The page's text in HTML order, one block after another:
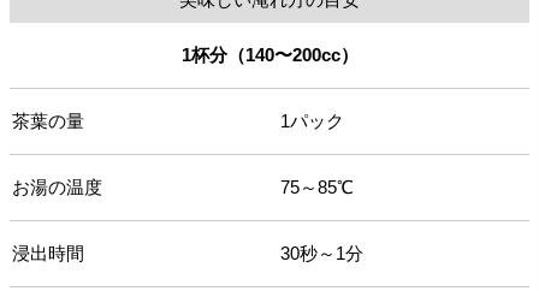
1杯分（140〜200cc）
茶葉の量 1パック
お湯の温度 75～85℃
浸出時間 30秒～1分